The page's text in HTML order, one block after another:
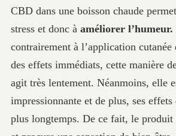
CBD dans une boisson chaude
stress et donc à améliorer l’humeur.
contrairement à l’application
des effets immédiats, cette manière
agit très lentement. Néanmoins, elle
impressionnante et de plus, ses effets
plus longtemps. De ce fait, le produit